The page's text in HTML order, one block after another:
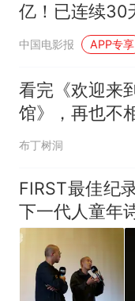
亿！已连续30
破亿
中国电影报 APP专享
看完《欢迎来
馆》，再也不
(含剧透)
布丁树洞
FIRST最佳纪
下一代人童年